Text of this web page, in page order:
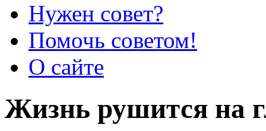
Нужен совет?
Помочь советом!
О сайте
Жизнь рушится на